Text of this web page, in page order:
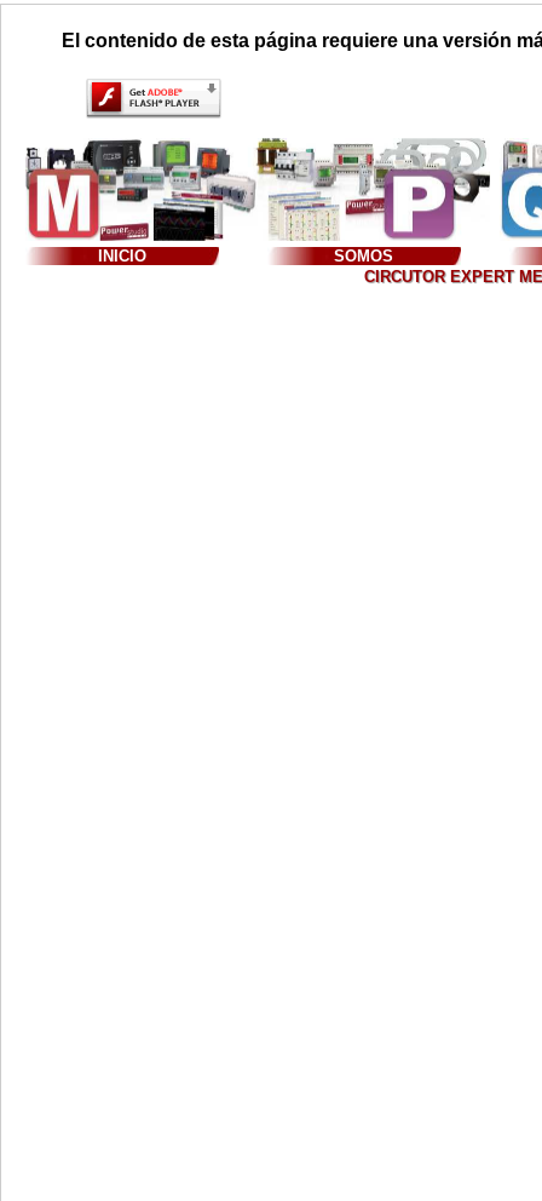
El contenido de esta página requiere una versión
INICIO
SOMOS
CIRCUTOR EXPERT